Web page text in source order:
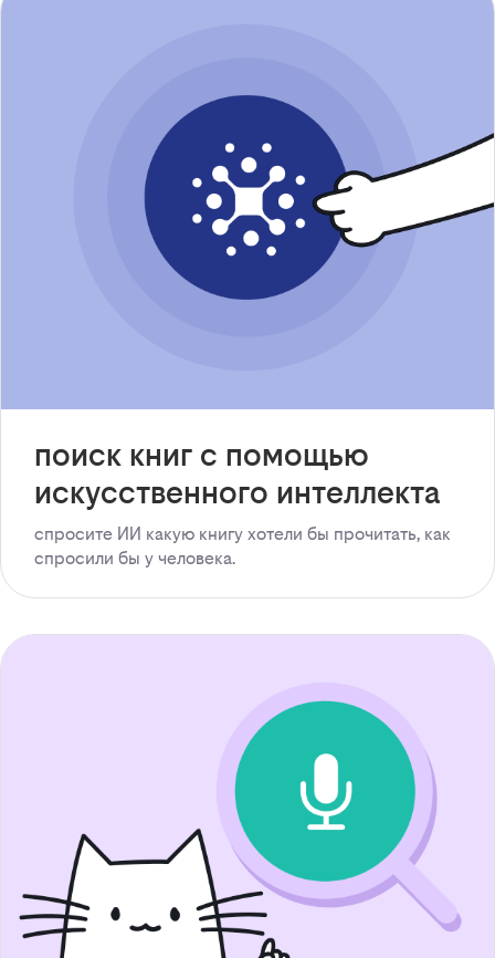
поиск книг с помощью
искусственного интеллекта
спросите ИИ какую книгу хотели бы прочитать, как
спросили бы у человека.